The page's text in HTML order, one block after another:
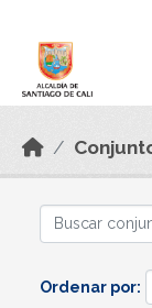
Ordenar por